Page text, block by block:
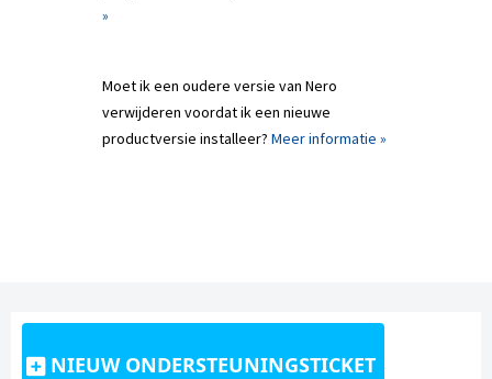
»
Moet ik een oudere versie van Nero
verwijderen voordat ik een nieuwe
productversie installeer? Meer informatie »
NIEUW ONDERSTEUNINGSTICKET